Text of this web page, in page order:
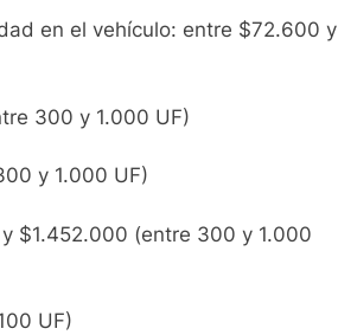
en el vehículo: entre $72.600 y
300 y 1.000 UF)
y 1.000 UF)
$1.452.000 (entre 300 y 1.000
UF)